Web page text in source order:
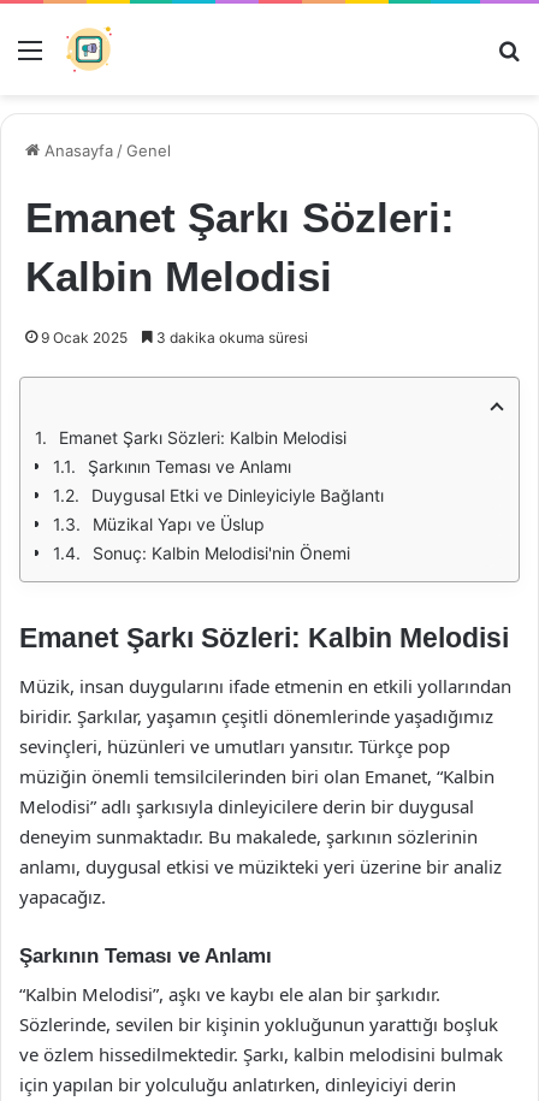
Menü
Anasayfa /Genel
Emanet Şarkı Sözleri:
Kalbin Melodisi
9 Ocak 2025 3 dakika okuma süresi
Emanet Şarkı Sözleri: Kalbin Melodisi
Şarkının Teması ve Anlamı
Duygusal Etki ve Dinleyiciyle Bağlantı
Müzikal Yapı ve Üslup
Sonuç: Kalbin Melodisi'nin Önemi
Emanet Şarkı Sözleri: Kalbin Melodisi
Müzik, insan duygularını ifade etmenin en etkili yollarından
biridir. Şarkılar, yaşamın çeşitli dönemlerinde yaşadığımız
sevinçleri, hüzünleri ve umutları yansıtır. Türkçe pop
müziğin önemli temsilcilerinden biri olan Emanet, “Kalbin
Melodisi” adlı şarkısıyla dinleyicilere derin bir duygusal
deneyim sunmaktadır. Bu makalede, şarkının sözlerinin
anlamı, duygusal etkisi ve müzikteki yeri üzerine bir analiz
yapacağız.
Şarkının Teması ve Anlamı
“Kalbin Melodisi”, aşkı ve kaybı ele alan bir şarkıdır.
Sözlerinde, sevilen bir kişinin yokluğunun yarattığı boşluk
ve özlem hissedilmektedir. Şarkı, kalbin melodisini bulmak
için yapılan bir yolculuğu anlatırken, dinleyiciyi derin